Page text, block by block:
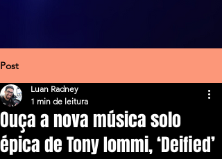
Post
Ouça a nova música solo
épica de Tony Iommi, ‘Deified’
Luan Radney
1 min de leitura